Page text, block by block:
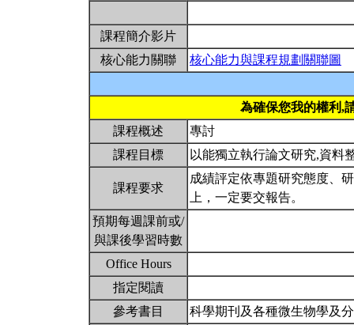
課程簡介影片
核心能力關聯
核心能力與課程規劃關聯圖
為確保您我的權利,
課程概述
專討
課程目標
以能獨立執行論文研究,資料
課程要求
成績評定依專題研究態度、
上，一定要交報告。
預期每週課前或/
與課後學習時數
Office Hours
指定閱讀
參考書目
科學期刊及各種微生物學及